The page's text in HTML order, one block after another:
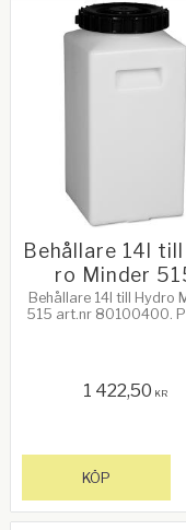
Behållare 14l till
ro Minder
Behållare 14l till Hydro
515 art.nr 80100400.
1 422,50 KR
KÖP